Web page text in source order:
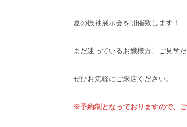
夏の振袖展示会を開催致します！
まだ迷っているお嬢様方、ご見学
ぜひお気軽にご来店ください。
※予約制となっておりますので、